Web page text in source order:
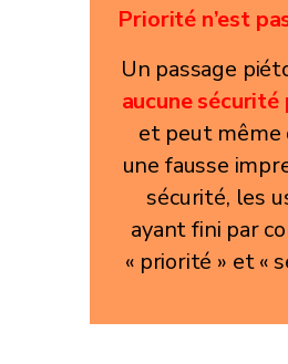
Priorité n’est
Un passage
aucune sécurité
et peut même
une fausse
sécurité, les
ayant fini par
« priorité » et «